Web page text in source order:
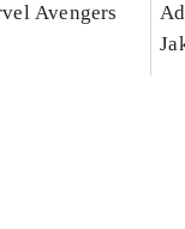
Avengers